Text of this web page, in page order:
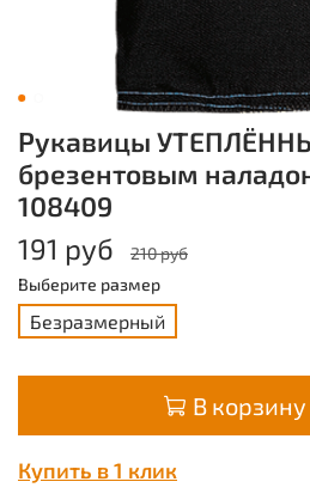
Рукавицы
брезентовым
108409
191 руб
210 руб
Выберите размер
Безразмерный
В корзину
Купить в 1 клик